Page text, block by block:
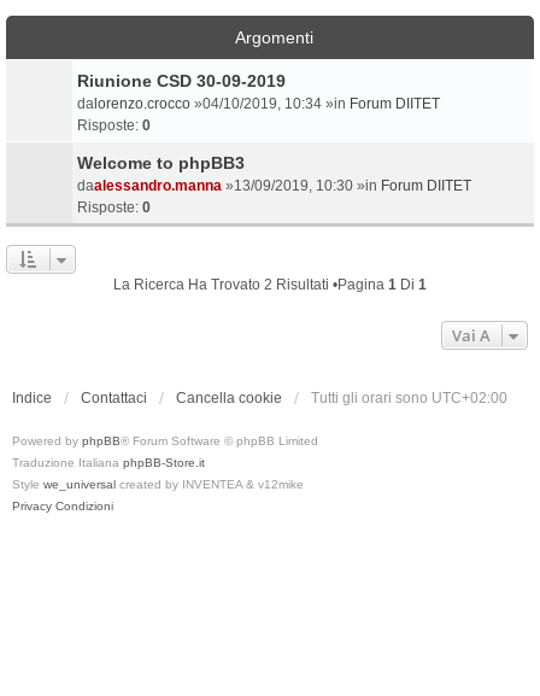
Argomenti
Riunione CSD 30-09-2019
da lorenzo.crocco »04/10/2019, 10:34 »in Forum DIITET
Risposte: 0
Welcome to phpBB3
daalessandro.manna »13/09/2019, 10:30 »in Forum DIITET
Risposte: 0
La Ricerca Ha Trovato 2 Risultati •Pagina 1 Di 1
Vai A
Indice Contattaci Cancella cookie Tutti gli orari sono UTC+02:00
Powered by phpBB® Forum Software © phpBB Limited
Traduzione Italiana phpBB-Store.it
Style we_universal created by INVENTEA & v12mike
Privacy Condizioni